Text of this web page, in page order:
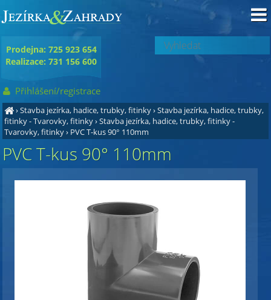
›Stavba jezírka, hadice, trubky, fitinky›Stavba jezírka, hadice, trubky,
fitinky - Tvarovky, fitinky›Stavba jezírka, hadice, trubky, fitinky -
Tvarovky, fitinky› PVC T-kus 90° 110mm
PVC T-kus 90° 110mm
Prodejna: 725 923 654
Realizace: 731 156 600
Přihlášení/registrace